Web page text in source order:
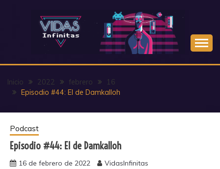
Inicio 2022 febrero
16
Episodio #44: El de Damkalloh
Podcast
Episodio #44: El de Damkalloh
16 de febrero de 2022 VidasInfinitas